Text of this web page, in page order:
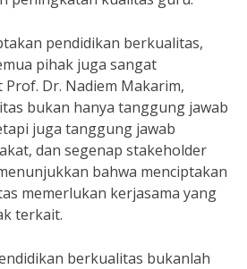
pendidikan berkualitas,
pihak juga sangat
Dr. Nadiem Makarim,
bukan hanya tanggung jawab
juga tanggung jawab
dan segenap stakeholder
bahwa menciptakan
memerlukan kerjasama yang
terkait.
berkualitas bukanlah